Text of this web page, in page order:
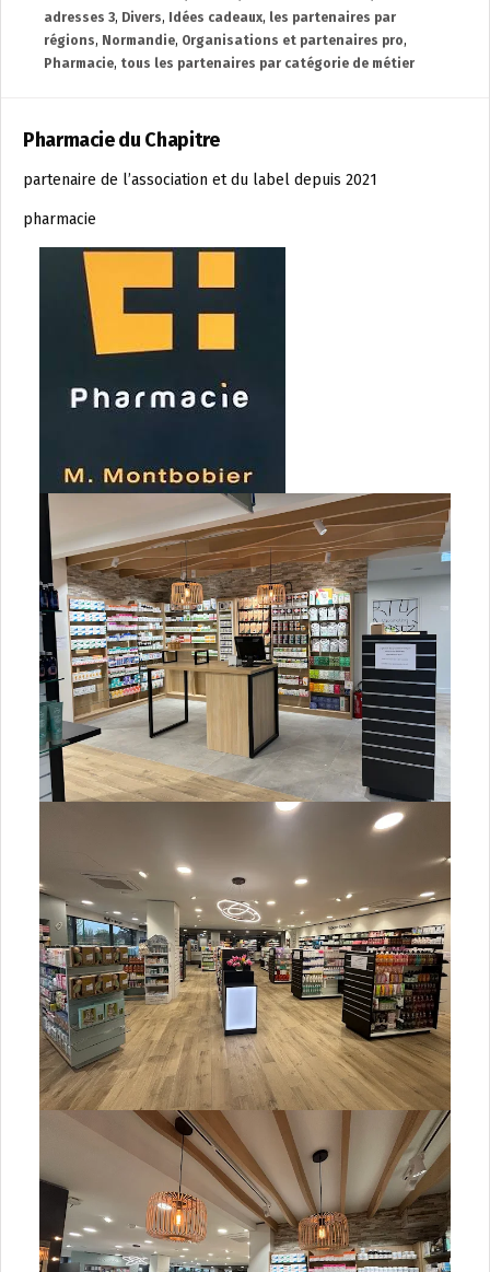
adresses 3, Divers, Idées cadeaux, les partenaires par
régions, Normandie, Organisations et partenaires pro,
Pharmacie, tous les partenaires par catégorie de métier
Pharmacie du Chapitre
partenaire de l’association et du label depuis 2021
pharmacie